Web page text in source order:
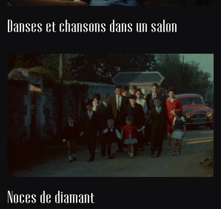
Danses et chansons dans un salon
Noces de diamant